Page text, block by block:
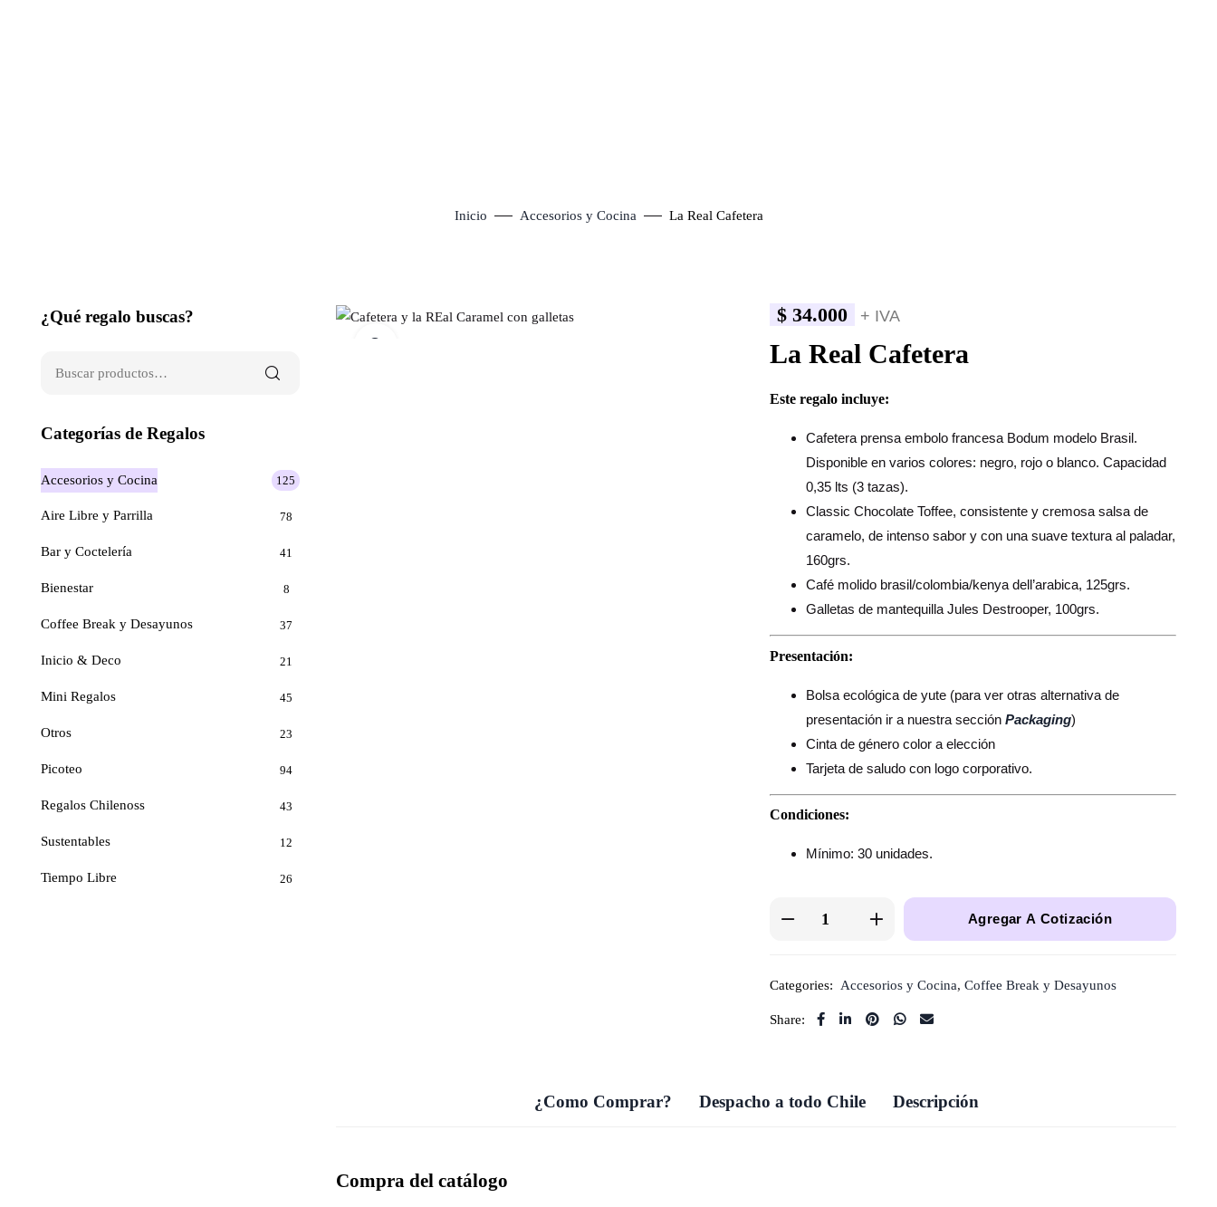
Inicio Accesorios y Cocina La Real Cafetera
$ 34.000 + IVA
La Real Cafetera
Este regalo incluye:
Cafetera prensa embolo francesa Bodum modelo Brasil.
Disponible en varios colores: negro, rojo o blanco. Capacidad
0,35 lts (3 tazas).
Classic Chocolate Toffee, consistente y cremosa salsa de
caramelo, de intenso sabor y con una suave textura al paladar,
160grs.
Café molido brasil/colombia/kenya dell’arabica, 125grs.
Galletas de mantequilla Jules Destrooper, 100grs.
Presentación:
Bolsa ecológica de yute (para ver otras alternativa de
presentación ir a nuestra sección Packaging)
Cinta de género color a elección
Tarjeta de saludo con logo corporativo.
Condiciones:
Mínimo: 30 unidades.
Agregar A Cotización
Categories: Accesorios y Cocina, Coffee Break y Desayunos
Share:
¿Como Comprar? Despacho a todo Chile Descripción
Compra del catálogo
¿Qué regalo buscas?
Categorías de Regalos
Accesorios y Cocina 125
Aire Libre y Parrilla 78
Bar y Coctelería 41
Bienestar 8
Coffee Break y Desayunos 37
Inicio & Deco 21
Mini Regalos 45
Otros 23
Picoteo 94
Regalos Chilenoss 43
Sustentables 12
Tiempo Libre 26